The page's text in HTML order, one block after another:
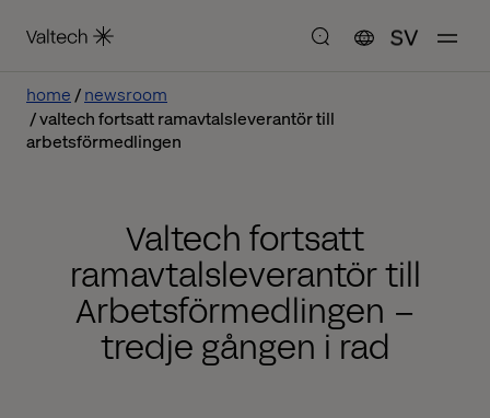
SV
home
newsroom
valtech fortsatt ramavtalsleverantör till
arbetsförmedlingen
Valtech fortsatt
ramavtalsleverantör till
Arbetsförmedlingen –
tredje gången i rad